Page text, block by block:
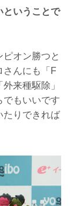
ということで
オン勝つと
さんにも「F
来種駆除」
でもいいです
たりできれば